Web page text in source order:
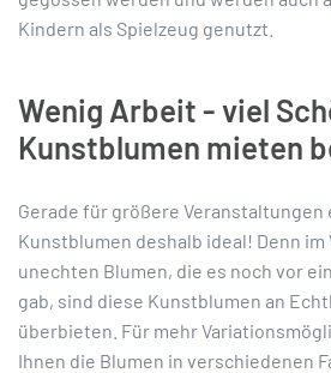
Kindern als Spielzeug genutzt.
Wenig Arbeit - viel
Kunstblumen mieten
Gerade für größere Veranstaltungen
Kunstblumen deshalb ideal! Denn im
unechten Blumen, die es noch vor
gab, sind diese Kunstblumen an
überbieten. Für mehr
Ihnen die Blumen in verschiedenen